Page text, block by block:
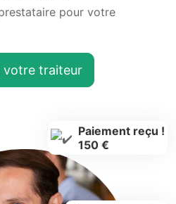
pour votre
votre traiteur
Paiement reçu !
150 €